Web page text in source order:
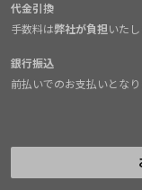
代金引換
手数料は弊社が負担いたし
銀行振込
前払いでのお支払いとなり